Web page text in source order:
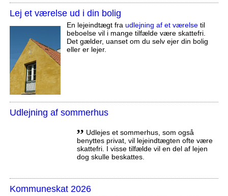
Lej et værelse ud i din bolig
En lejeindtægt fra udlejning af et værelsetil
beboelse vil i mange tilfælde være skattefri.
Det gælder, uanset om du selv ejer din bolig
eller er lejer.
Udlejning af sommerhus
,, Udlejes et sommerhus, som også
benyttes privat, vil lejeindtægten ofte være
skattefri. I visse tilfælde vil en del af lejen
dog skulle beskattes.
Kommuneskat 2026